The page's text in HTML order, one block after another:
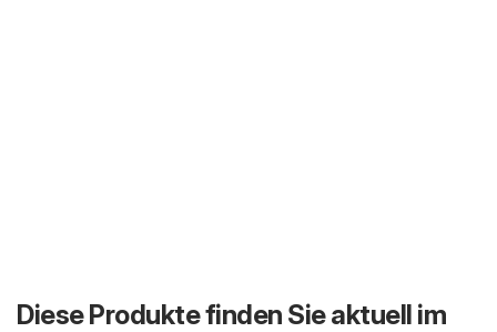
Diese Produkte finden Sie aktuell im